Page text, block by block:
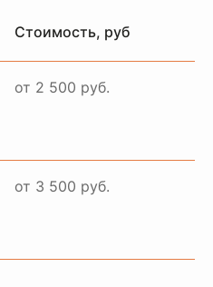
Стоимость, руб
от 2 500 руб.
от 3 500 руб.